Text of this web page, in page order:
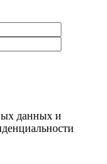
данных и